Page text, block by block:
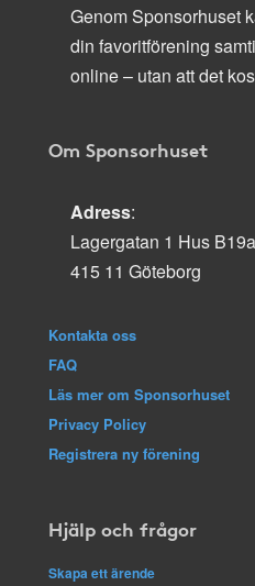
Genom Sponsorhuset
din favoritförening
online – utan att det
Om Sponsorhuset
Adress:
Lagergatan 1 Hus
415 11 Göteborg
Kontakta oss
FAQ
Läs mer om Sponsorhuset
Privacy Policy
Registrera ny förening
Hjälp och frågor
Skapa ett ärende